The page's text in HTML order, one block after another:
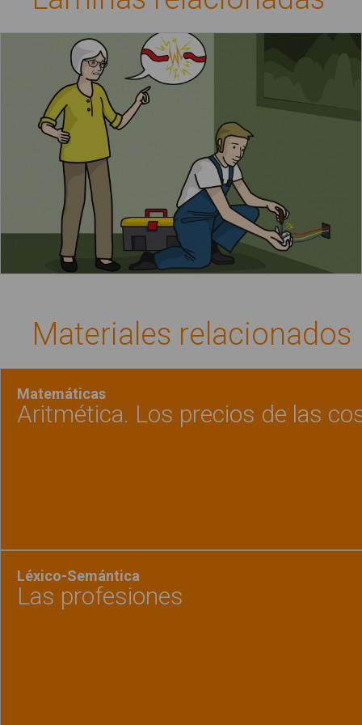
El electricista arregla el enchufe
Materiales relacionados
Matemáticas
Aritmética. Los precios de las
Léxico-Semántica
Las profesiones